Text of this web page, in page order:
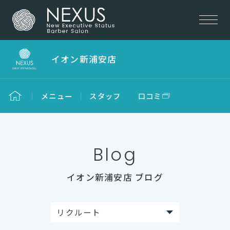
Blog
イオン新浦安店 ブログ
イオン新浦安店
メニュー スタッフ 口コミ